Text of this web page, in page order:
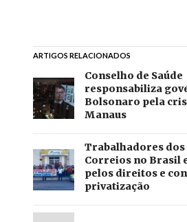
ARTIGOS RELACIONADOS
Conselho de Saúde
responsabiliza
Bolsonaro pela
Manaus
Trabalhadores dos
Correios no Brasil
pelos direitos e
privatização